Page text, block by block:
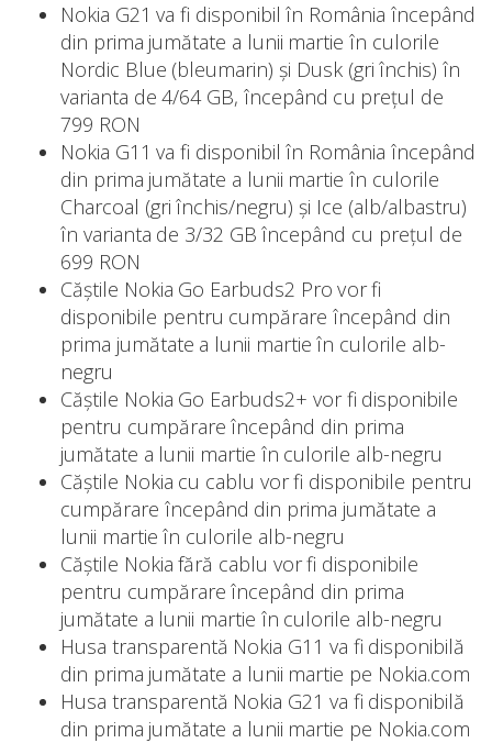
Nokia G21 va fi disponibil în România începând
din prima jumătate a lunii martie în culorile
Nordic Blue (bleumarin) și Dusk (gri închis) în
varianta de 4/64 GB, începând cu prețul de
799 RON
Nokia G11 va fi disponibil în România începând
din prima jumătate a lunii martie în culorile
Charcoal (gri închis/negru) și Ice (alb/albastru)
în varianta de 3/32 GB începând cu prețul de
699 RON
Căștile Nokia Go Earbuds2 Pro vor fi
disponibile pentru cumpărare începând din
prima jumătate a lunii martie în culorile alb-
negru
Căștile Nokia Go Earbuds2+ vor fi disponibile
pentru cumpărare începând din prima
jumătate a lunii martie în culorile alb-negru
Căștile Nokia cu cablu vor fi disponibile pentru
cumpărare începând din prima jumătate a
lunii martie în culorile alb-negru
Căștile Nokia fără cablu vor fi disponibile
pentru cumpărare începând din prima
jumătate a lunii martie în culorile alb-negru
Husa transparentă Nokia G11 va fi disponibilă
din prima jumătate a lunii martie pe Nokia.com
Husa transparentă Nokia G21 va fi disponibilă
din prima jumătate a lunii martie pe Nokia.com